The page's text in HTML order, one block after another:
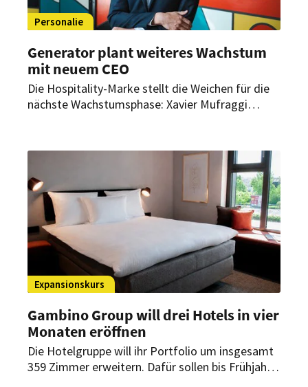
Personalie
Generator plant weiteres Wachstum
mit neuem CEO
Die Hospitality-Marke stellt die Weichen für die
nächste Wachstumsphase: Xavier Mufraggi
als zwei Jahrzehnte Führungserfahrung mit und
soll die weitere Expansion des Unternehmens
verantworten.
Expansionskurs
Gambino Group will drei Hotels in vier
Monaten eröffnen
Die Hotelgruppe will ihr Portfolio um insgesamt
359 Zimmer erweitern. Dafür sollen bis Frühjahr